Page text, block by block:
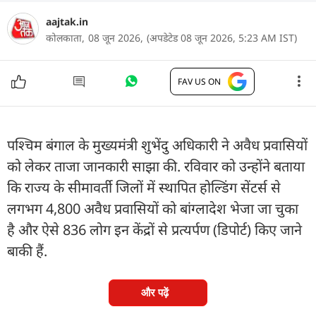
aajtak.in
कोलकाता, 08 जून 2026, (अपडेटेड 08 जून 2026, 5:23 AM IST)
FAV US ON
पश्चिम बंगाल के मुख्यमंत्री शुभेंदु अधिकारी ने अवैध प्रवासियों
को लेकर ताजा जानकारी साझा की. रविवार को उन्होंने बताया
कि राज्य के सीमावर्ती जिलों में स्थापित होल्डिंग सेंटर्स से
लगभग 4,800 अवैध प्रवासियों को बांग्लादेश भेजा जा चुका
है और ऐसे 836 लोग इन केंद्रों से प्रत्यर्पण (डिपोर्ट) किए जाने
बाकी हैं.
और पढ़ें